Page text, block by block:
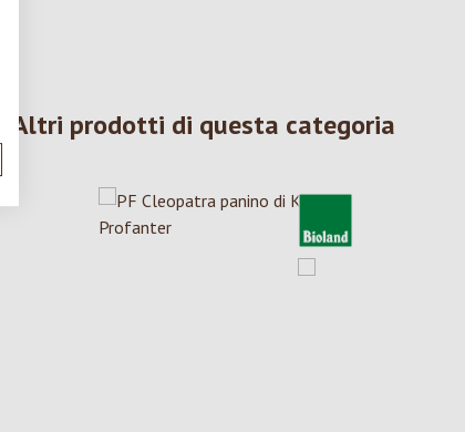
Altri prodotti di questa categoria